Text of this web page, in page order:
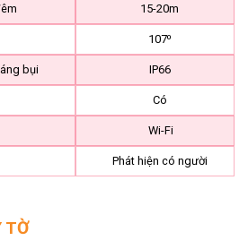
15-20m
107⁰
bụi IP66
Có
Wi-Fi
Phát hiện có người
TỜ